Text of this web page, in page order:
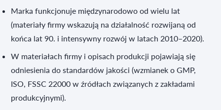
Marka funkcjonuje międzynarodowo od wielu lat
(materiały firmy wskazują na działalność rozwijaną od
końca lat 90. i intensywny rozwój w latach 2010–2020).
W materiałach firmy i opisach produkcji pojawiają się
odniesienia do standardów jakości (wzmianek o GMP,
ISO, FSSC 22000 w źródłach związanych z zakładami
produkcyjnymi).